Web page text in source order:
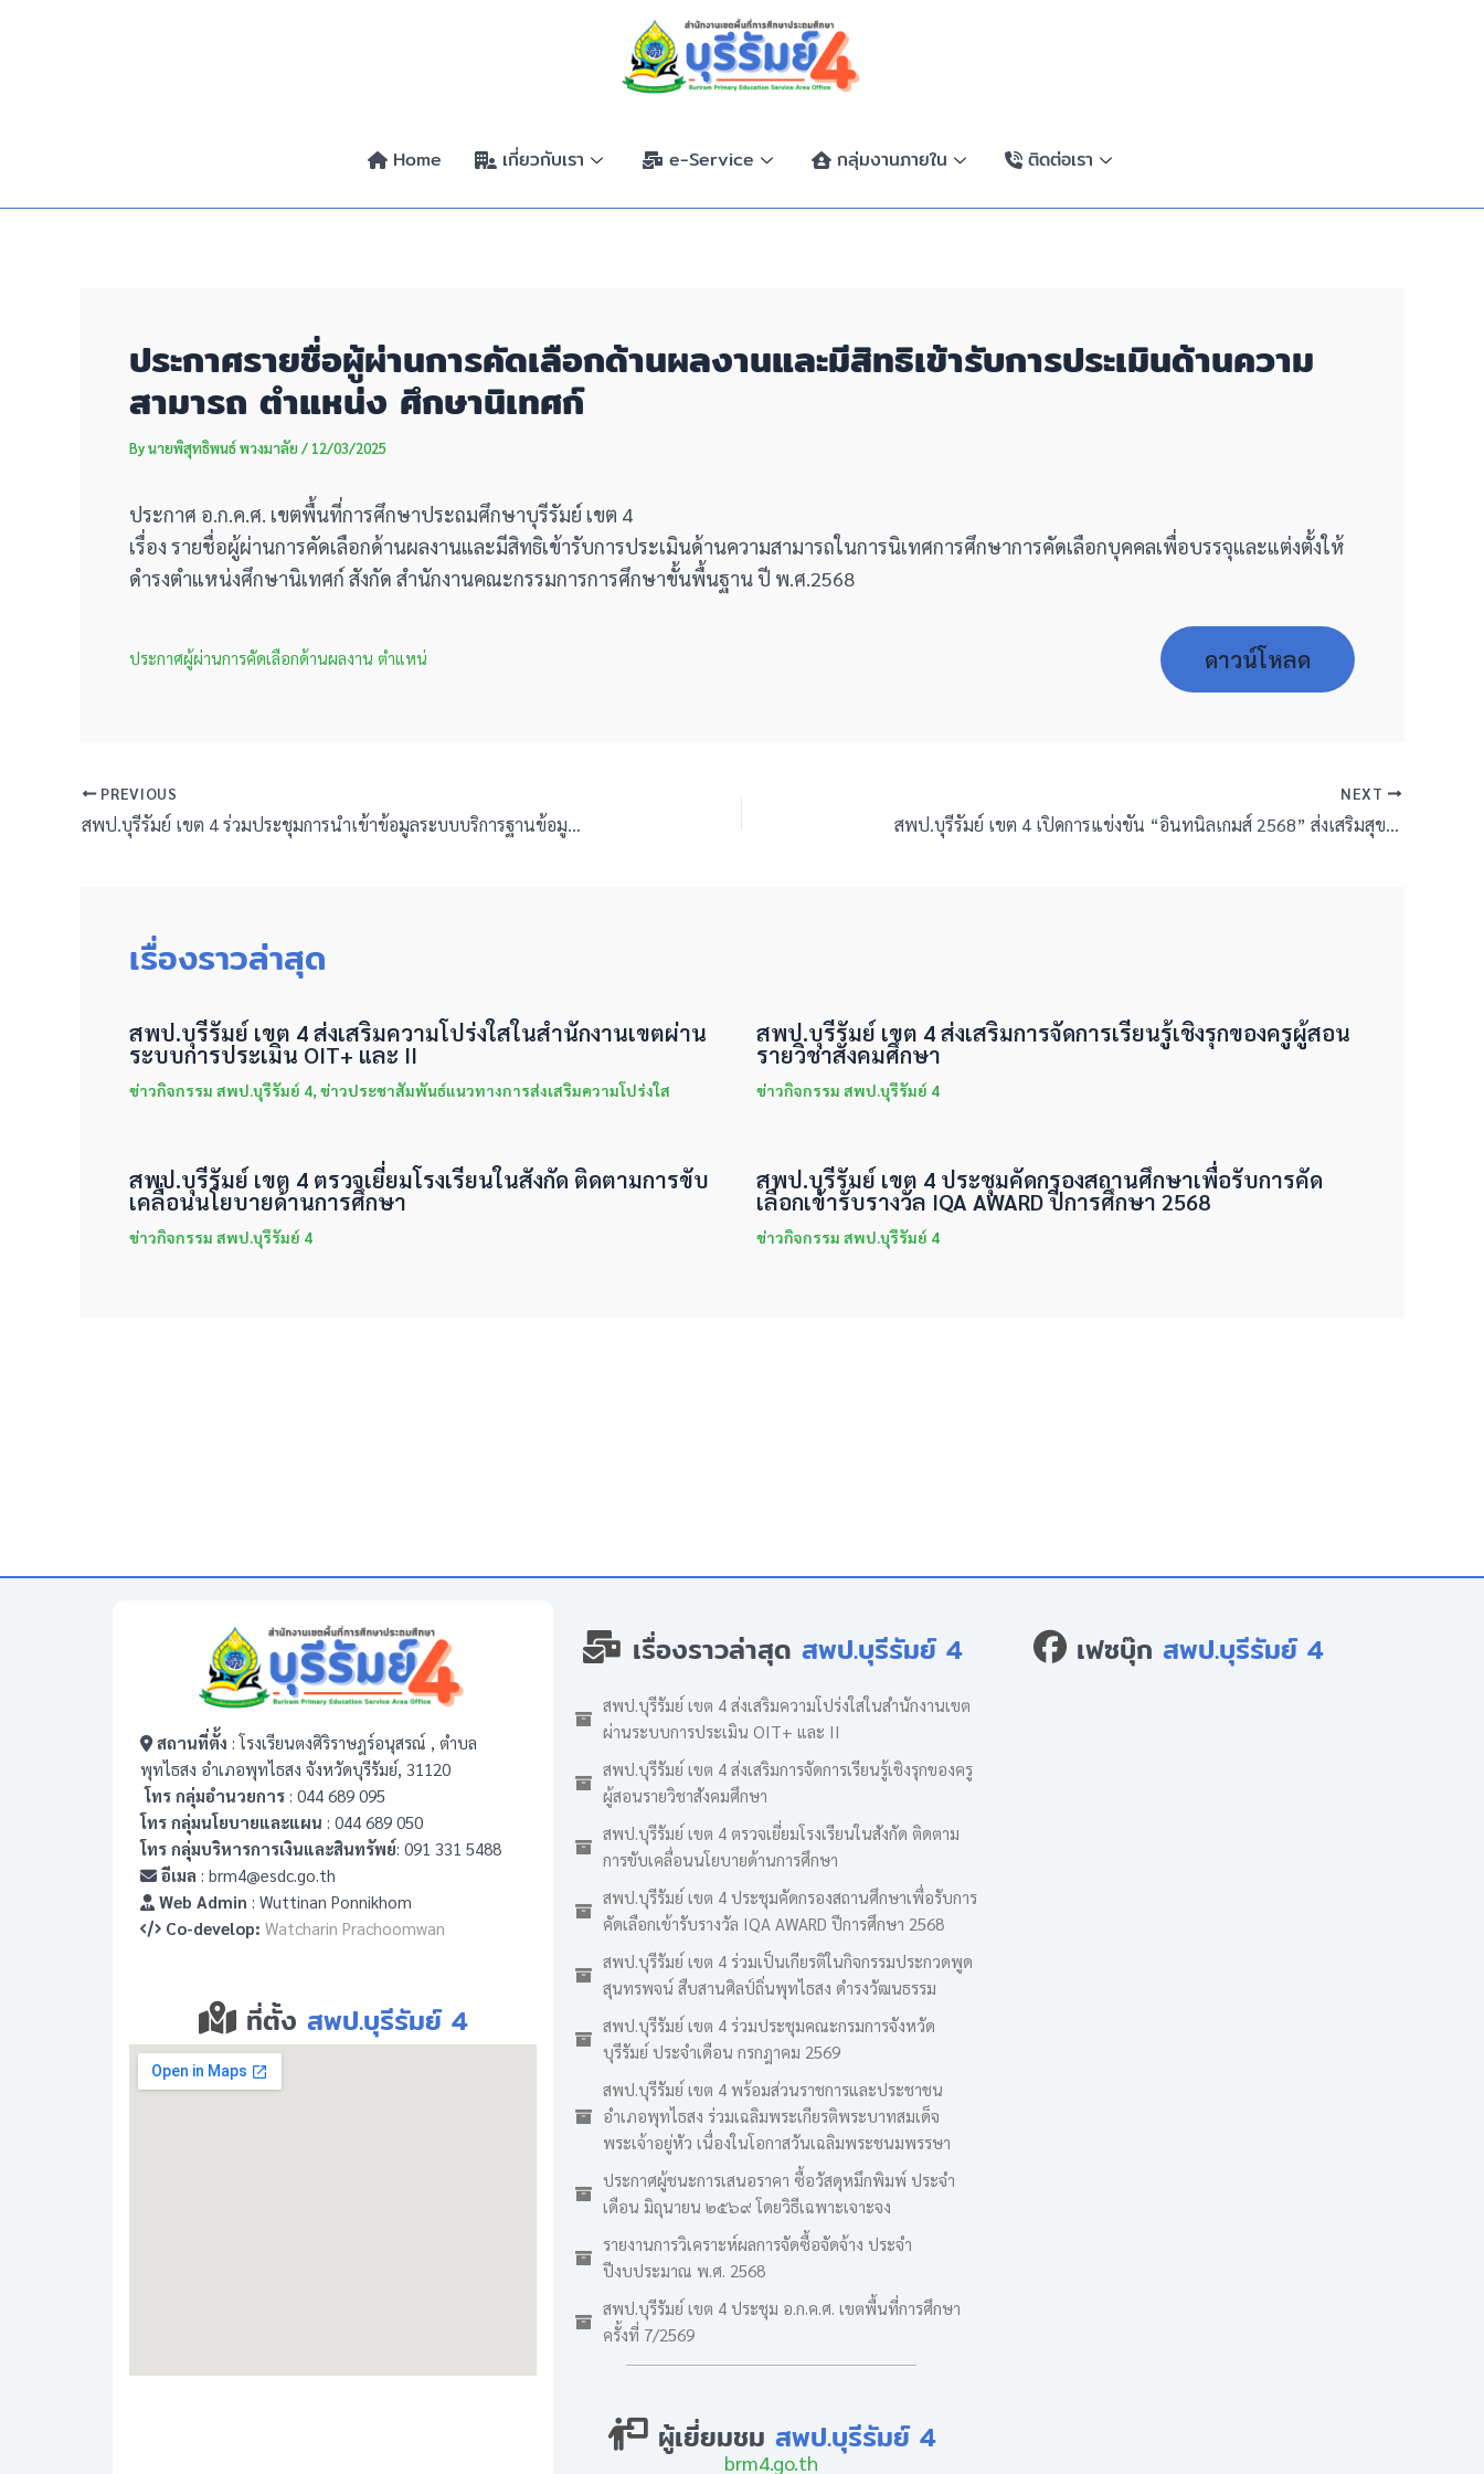
Home เกี่ยวกับเรา e-Service กลุ่มงานภายใน ติดต่อเรา
ประกาศรายชื่อผู้ผ่านการคัดเลือกด้านผลงานและมีสิทธิเข้ารับการประเมินด้านความ
สามารถ ตำแหน่ง ศึกษานิเทศก์
Byนายพิสุทธิพนธ์ พวงมาลัย/ 12/03/2025
ประกาศ อ.ก.ค.ศ. เขตพื้นที่การศึกษาประถมศึกษาบุรีรัมย์ เขต 4
เรื่อง รายชื่อผู้ผ่านการคัดเลือกด้านผลงานและมีสิทธิเข้ารับการประเมินด้านความสามารถในการนิเทศการศึกษาการคัดเลือกบุคคลเพื่อบรรจุและแต่งตั้งให้
ดำรงตำแหน่งศึกษานิเทศก์ สังกัด สำนักงานคณะกรรมการการศึกษาขั้นพื้นฐาน ปี พ.ศ.2568
ประกาศผู้ผ่านการคัดเลือกด้านผลงาน ตำแหน่ ดาวน์โหลด
PREVIOUS
สพป.บุรีรัมย์ เขต 4 ร่วมประชุมการนำเข้าข้อมูลระบบบริการฐานข้อมูลกลางการศึกษาทางไกล (BIGDATA.DL)
NEXT
สพป.บุรีรัมย์ เขต 4 เปิดการแข่งขัน “อินทนิลเกมส์ 2568” ส่งเสริมสุขภาพและทักษะกีฬา ณ โรงเรียนอนุบาลพุทไธสง
เรื่องราวล่าสุด
สพป.บุรีรัมย์ เขต 4 ส่งเสริมความโปร่งใสในสำนักงานเขตผ่าน
ระบบการประเมิน OIT+ และ II
ข่าวกิจกรรม สพป.บุรีรัมย์ 4 ข่าวประชาสัมพันธ์แนวทางการส่งเสริมความโปร่งใส
สพป.บุรีรัมย์ เขต 4 ส่งเสริมการจัดการเรียนรู้เชิงรุกของครูผู้สอน
รายวิชาสังคมศึกษา
ข่าวกิจกรรม สพป.บุรีรัมย์ 4
สพป.บุรีรัมย์ เขต 4 ตรวจเยี่ยมโรงเรียนในสังกัด ติดตามการขับ
เคลื่อนนโยบายด้านการศึกษา
ข่าวกิจกรรม สพป.บุรีรัมย์ 4
สพป.บุรีรัมย์ เขต 4 ประชุมคัดกรองสถานศึกษาเพื่อรับการคัด
เลือกเข้ารับรางวัล IQA AWARD ปีการศึกษา 2568
ข่าวกิจกรรม สพป.บุรีรัมย์ 4
สถานที่ตั้ง : โรงเรียนตงศิริราษฎร์อนุสรณ์ , ตำบล
พุทไธสง อำเภอพุทไธสง จังหวัดบุรีรัมย์, 31120
โทร กลุ่มอำนวยการ : 044 689 095
โทร กลุ่มนโยบายและแผน : 044 689 050
โทร กลุ่มบริหารการเงินและสินทรัพย์: 091 331 5488
อีเมล : brm4@esdc.go.th
Web Admin : Wuttinan Ponnikhom
Co-develop: Watcharin Prachoomwan
ที่ตั้ง สพป.บุรีรัมย์ 4
เรื่องราวล่าสุด สพป.บุรีรัมย์ 4
สพป.บุรีรัมย์ เขต 4 ส่งเสริมความโปร่งใสในสำนักงานเขต
ผ่านระบบการประเมิน OIT+ และ II
สพป.บุรีรัมย์ เขต 4 ส่งเสริมการจัดการเรียนรู้เชิงรุกของครู
ผู้สอนรายวิชาสังคมศึกษา
สพป.บุรีรัมย์ เขต 4 ตรวจเยี่ยมโรงเรียนในสังกัด ติดตาม
การขับเคลื่อนนโยบายด้านการศึกษา
สพป.บุรีรัมย์ เขต 4 ประชุมคัดกรองสถานศึกษาเพื่อรับการ
คัดเลือกเข้ารับรางวัล IQA AWARD ปีการศึกษา 2568
สพป.บุรีรัมย์ เขต 4 ร่วมเป็นเกียรติในกิจกรรมประกวดพูด
สุนทรพจน์ สืบสานศิลป์ถิ่นพุทไธสง ดำรงวัฒนธรรม
สพป.บุรีรัมย์ เขต 4 ร่วมประชุมคณะกรมการจังหวัด
บุรีรัมย์ ประจำเดือน กรกฎาคม 2569
สพป.บุรีรัมย์ เขต 4 พร้อมส่วนราชการและประชาชน
อำเภอพุทไธสง ร่วมเฉลิมพระเกียรติพระบาทสมเด็จ
พระเจ้าอยู่หัว เนื่องในโอกาสวันเฉลิมพระชนมพรรษา
ประกาศผู้ชนะการเสนอราคา ซื้อวัสดุหมึกพิมพ์ ประจำ
เดือน มิถุนายน ๒๕๖๙ โดยวิธีเฉพาะเจาะจง
รายงานการวิเคราะห์ผลการจัดซื้อจัดจ้าง ประจำ
ปีงบประมาณ พ.ศ. 2568
สพป.บุรีรัมย์ เขต 4 ประชุม อ.ก.ค.ศ. เขตพื้นที่การศึกษา
ครั้งที่ 7/2569
ผู้เยี่ยมชม สพป.บุรีรัมย์ 4
brm4.go.th
เฟซบุ๊ก สพป.บุรีรัมย์ 4